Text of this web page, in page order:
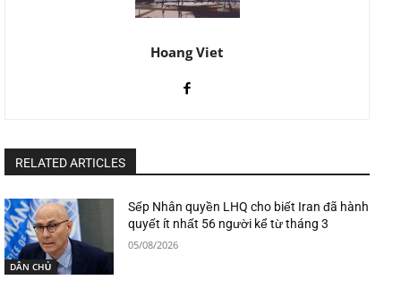
Hoang Viet
RELATED ARTICLES
DÂN CHỦ
Sếp Nhân quyền LHQ cho biết Iran đã hành
quyết ít nhất 56 người kể từ tháng 3
05/08/2026